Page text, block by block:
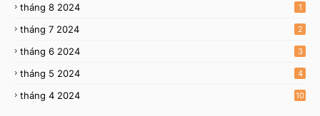
tháng 8 2024 1
tháng 7 2024 2
tháng 6 2024 3
tháng 5 2024 4
tháng 4 2024 10